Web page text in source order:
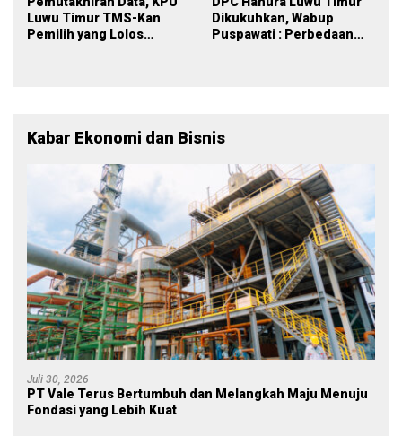
Luwu Timur TMS-Kan
Pemilih yang Lolos
Dikukuhkan, Wabup
Puspawati : Perbedaan
Kabar Ekonomi dan Bisnis
Juli 30, 2026
PT Vale Terus Bertumbuh dan Melangkah Maju Menuju
Fondasi yang Lebih Kuat